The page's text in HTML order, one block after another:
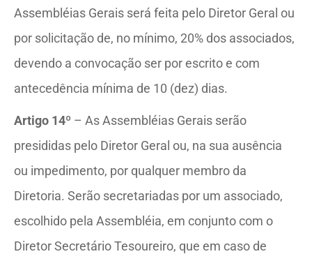
Assembléias Gerais será feita pelo Diretor Geral ou
por solicitação de, no mínimo, 20% dos associados,
devendo a convocação ser por escrito e com
antecedência mínima de 10 (dez) dias.
Artigo 14º – As Assembléias Gerais serão
presididas pelo Diretor Geral ou, na sua ausência
ou impedimento, por qualquer membro da
Diretoria. Serão secretariadas por um associado,
escolhido pela Assembléia, em conjunto com o
Diretor Secretário Tesoureiro, que em caso de